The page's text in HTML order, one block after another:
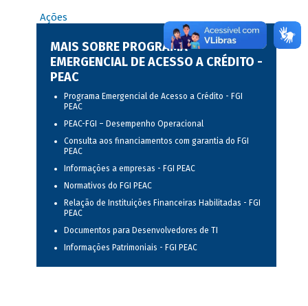
Ações
MAIS SOBRE PROGRAMA
EMERGENCIAL DE ACESSO A CRÉDITO -
PEAC
Programa Emergencial de Acesso a Crédito - FGI
PEAC
PEAC-FGI – Desempenho Operacional
Consulta aos financiamentos com garantia do FGI
PEAC
Informações a empresas - FGI PEAC
Normativos do FGI PEAC
Relação de Instituições Financeiras Habilitadas - FGI
PEAC
Documentos para Desenvolvedores de TI
Informações Patrimoniais - FGI PEAC